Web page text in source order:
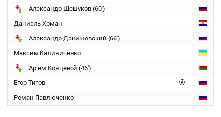
Александр Шешуков (60')
Даниэль Хрман
Александр Данишевский (66')
Максим Калиниченко
Артем Концевой (46')
Егор Титов
Роман Павлюченко